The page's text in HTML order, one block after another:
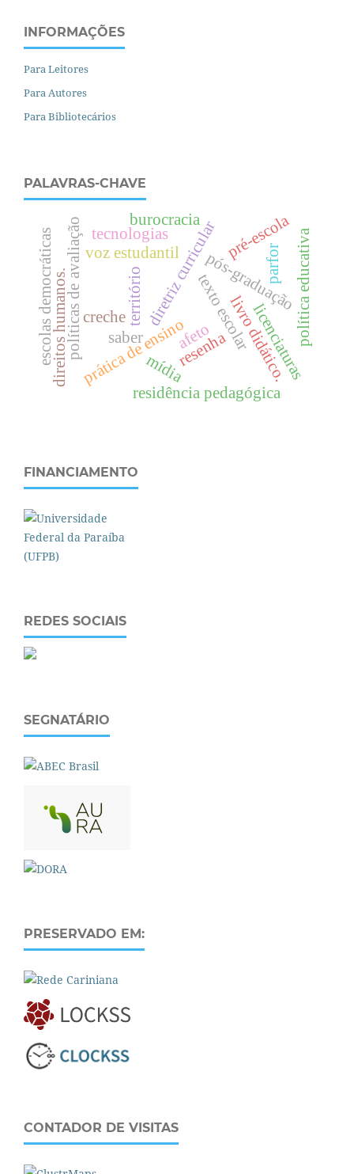
INFORMAÇÕES
Para Leitores
Para Autores
Para Bibliotecários
PALAVRAS-CHAVE
resenha
territóriodiretriz curricular
prática de ensinotexto escolar
políticas de avaliação pós-graduação
saber política educativa
mídia
residência pedagógica
livro didático.
d
i
r
e
i
t
o
s
h
u
m
a
n
o
s
.
escolas democráticas licenciaturas
parfor
voz estudantil pré-escola
creche
tecnologias
afeto
burocracia
FINANCIAMENTO
REDES SOCIAIS
SEGNATÁRIO
PRESERVADO EM:
CONTADOR DE VISITAS